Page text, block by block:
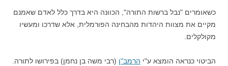
כשאומרים "נבל ברשות התורה", הכוונה היא בדרך כלל לאדם שאמנם
מקיים את מצוות היהדות מהבחינה הפורמלית, אלא שדרכו ומעשיו
מקולקלים.
הביטוי כנראה הומצא ע"י הרמב"ן (רבי משה בן נחמן) בפירושו לתורה.